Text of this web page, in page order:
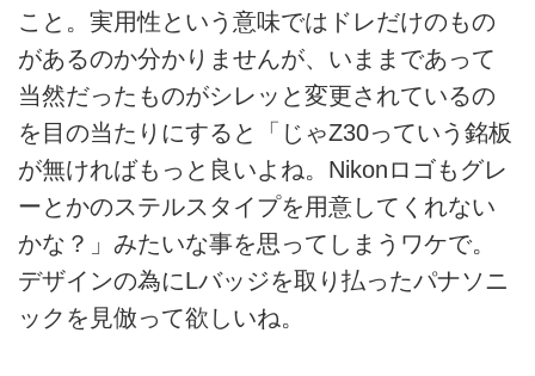
こと。実用性という意味ではドレだけのもの
があるのか分かりませんが、いままであって
当然だったものがシレッと変更されているの
を目の当たりにすると「じゃZ30っていう銘板
が無ければもっと良いよね。Nikonロゴもグレ
ーとかのステルスタイプを用意してくれない
かな？」みたいな事を思ってしまうワケで。
デザインの為にLバッジを取り払ったパナソニ
ックを見倣って欲しいね。